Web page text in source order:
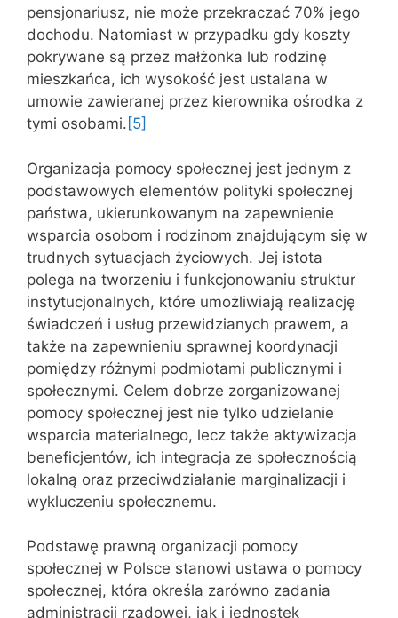
pensjonariusz, nie może przekraczać 70% jego
dochodu. Natomiast w przypadku gdy koszty
pokrywane są przez małżonka lub rodzinę
mieszkańca, ich wysokość jest ustalana w
umowie zawieranej przez kierownika ośrodka z
tymi osobami. [5]
Organizacja pomocy społecznej jest jednym z
podstawowych elementów polityki społecznej
państwa, ukierunkowanym na zapewnienie
wsparcia osobom i rodzinom znajdującym się w
trudnych sytuacjach życiowych. Jej istota
polega na tworzeniu i funkcjonowaniu struktur
instytucjonalnych, które umożliwiają realizację
świadczeń i usług przewidzianych prawem, a
także na zapewnieniu sprawnej koordynacji
pomiędzy różnymi podmiotami publicznymi i
społecznymi. Celem dobrze zorganizowanej
pomocy społecznej jest nie tylko udzielanie
wsparcia materialnego, lecz także aktywizacja
beneficjentów, ich integracja ze społecznością
lokalną oraz przeciwdziałanie marginalizacji i
wykluczeniu społecznemu.
Podstawę prawną organizacji pomocy
społecznej w Polsce stanowi ustawa o pomocy
społecznej, która określa zarówno zadania
administracji rządowej, jak i jednostek